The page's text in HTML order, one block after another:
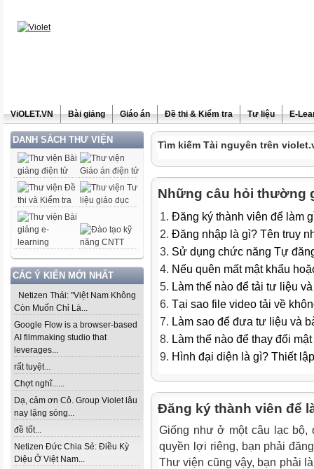
ViOLET.VN Bài giảng Giáo án Đề thi & Kiểm tra Tư liệu E-
DANH SÁCH THƯ VIỆN
CÁC Ý KIẾN MỚI NHẤT
Netizen Thái: "Việt Nam Không
Còn Muốn Chỉ Là...
Google Flow is a browser-based
AI filmmaking studio that
leverages...
rất tuyệt...
Chợt nghĩ......
Dạ, cảm ơn Cô. Group Violet lâu
nay lặng sóng...
đề tốt...
Netizen Đức Chia Sẻ: Điều Kỳ
Diệu Ở Việt Nam...
Tìm kiếm Tài nguyên trên
Những câu hỏi thường
Đăng ký thành viên để làm
Đăng nhập là gì? Tên truy
Sử dụng chức năng Tự
Nếu quên mất mật khẩu
Làm thế nào để tải tư liệu
Tại sao file video tải về
Làm sao để đưa tư liệu và
Làm thế nào để thay đổi
Hình đại diện là gì? Thiết
Đăng ký thành viên để
Giống như ở một câu lạc bộ,
quyền lợi riêng, bạn phải
Thư viện cũng vậy, bạn phải